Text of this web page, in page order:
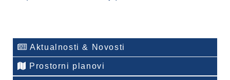
Aktualnosti & Novosti
Prostorni planovi